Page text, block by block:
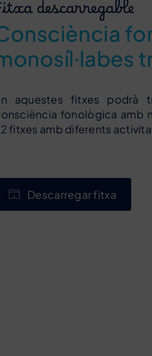
descarregable
aquestes fitxes podrà
fonològica amb
fitxes amb diferents
Descarregar fitxa